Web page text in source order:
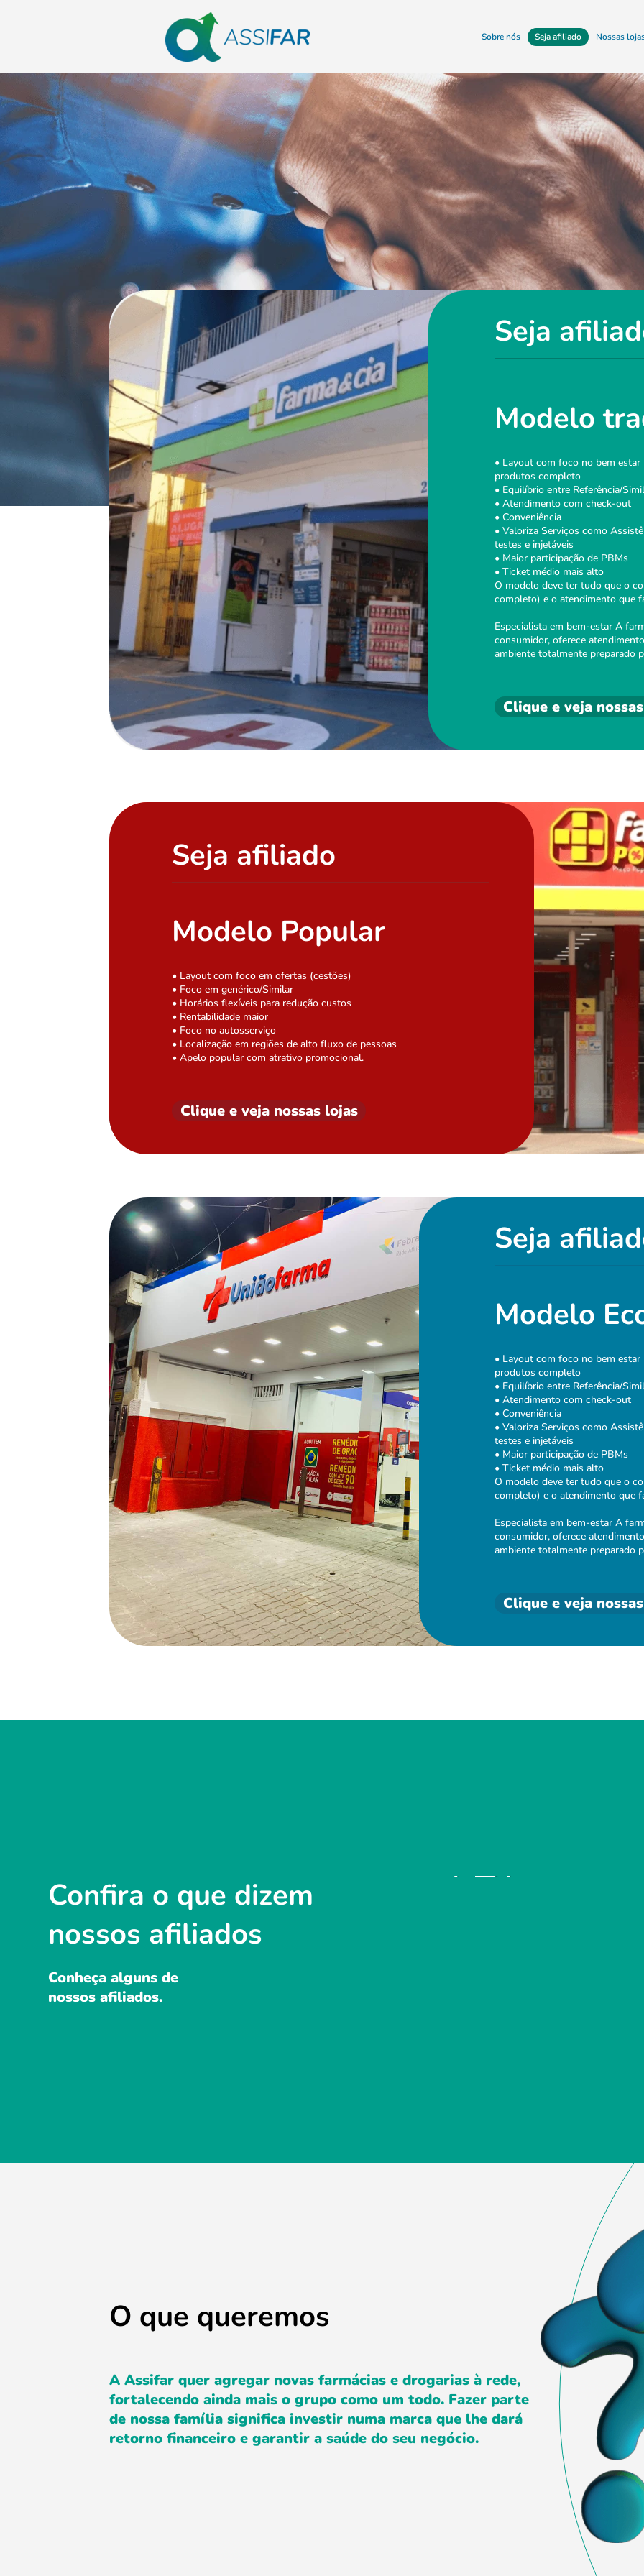
Sobre nós Seja afiliado Nossas
Seja
Modelo
• Layout com foco no bem estar
produtos completo
• Equilíbrio entre Referência/
• Atendimento com check-out
• Conveniência
• Valoriza Serviços como
testes e injetáveis
• Maior participação de PBMs
• Ticket médio mais alto
O modelo deve ter tudo que o
completo) e o atendimento que
Especialista em bem-estar A
consumidor, oferece
ambiente totalmente preparado
Clique e veja
Seja afiliado
Modelo Popular
• Layout com foco em ofertas (cestões)
• Foco em genérico/Similar
• Horários flexíveis para redução custos
• Rentabilidade maior
• Foco no autosserviço
• Localização em regiões de alto fluxo de pessoas
• Apelo popular com atrativo promocional.
Clique e veja nossas lojas
Seja
Modelo
• Layout com foco no bem estar
produtos completo
• Equilíbrio entre Referência/
• Atendimento com check-out
• Conveniência
• Valoriza Serviços como
testes e injetáveis
• Maior participação de PBMs
• Ticket médio mais alto
O modelo deve ter tudo que o
completo) e o atendimento que
Especialista em bem-estar A
consumidor, oferece
ambiente totalmente preparado
Clique e veja
Confira o que dizem
nossos afiliados
Conheça alguns de
nossos afiliados.
O que queremos
A Assifar quer agregar novas farmácias e drogarias à rede,
fortalecendo ainda mais o grupo como um todo. Fazer parte
de nossa família significa investir numa marca que lhe dará
retorno financeiro e garantir a saúde do seu negócio.